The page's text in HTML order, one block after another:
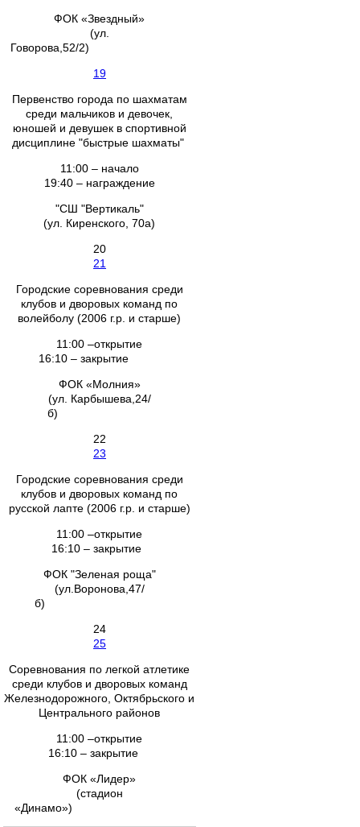
ФОК «Звездный»
(ул.
Говорова,52/2)
19
Первенство города по шахматам
среди мальчиков и девочек,
юношей и девушек в спортивной
дисциплине "быстрые шахматы"
11:00 – начало
19:40 – награждение
"СШ "Вертикаль"
(ул. Киренского, 70а)
20
21
Городские соревнования среди
клубов и дворовых команд по
волейболу (2006 г.р. и старше)
11:00 –открытие
16:10 – закрытие
ФОК «Молния»
(ул. Карбышева,24/
б)
22
23
Городские соревнования среди
клубов и дворовых команд по
русской лапте (2006 г.р. и старше)
11:00 –открытие
16:10 – закрытие
ФОК "Зеленая роща"
(ул.Воронова,47/
б)
24
25
Соревнования по легкой атлетике
среди клубов и дворовых команд
Железнодорожного, Октябрьского и
Центрального районов
11:00 –открытие
16:10 – закрытие
ФОК «Лидер»
(стадион
«Динамо»)